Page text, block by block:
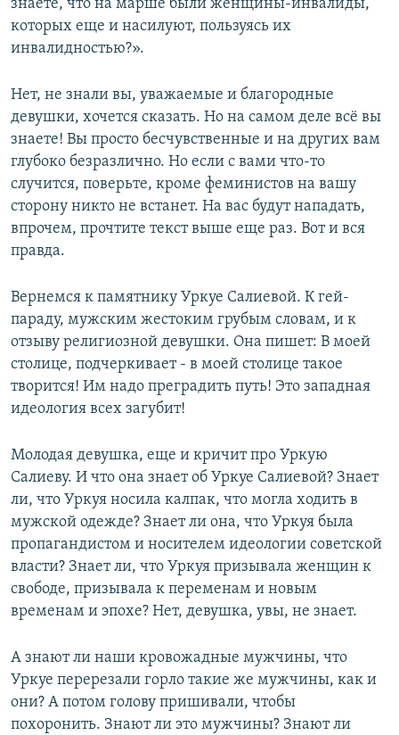
знаете, что на марше были женщины-инвалиды,
которых еще и насилуют, пользуясь их
инвалидностью?».­­­
Нет, не знали вы, уважаемые и благородные
девушки, хочется сказать. Но на самом деле всё вы
знаете! Вы просто бесчувственные и на других вам
глубоко безразлично. Но если с вами что-то
случится, поверьте, кроме феминистов на вашу
сторону никто не встанет. На вас будут нападать,
впрочем, прочтите текст выше еще раз. Вот и вся
правда.
Вернемся к памятнику Уркуе Салиевой. К гей-
параду, мужским жестоким грубым словам, и к
отзыву религиозной девушки. Она пишет: В моей
столице, подчеркивает - в моей столице такое
творится! Им надо преградить путь! Это западная
идеология всех загубит!
Молодая девушка, еще и кричит про Уркую
Салиеву. И что она знает об Уркуе Салиевой? Знает
ли, что Уркуя носила калпак, что могла ходить в
мужской одежде? Знает ли она, что Уркуя была
пропагандистом и носителем идеологии советской
власти? Знает ли, что Уркуя призывала женщин к
свободе, призывала к переменам и новым
временам и эпохе? Нет, девушка, увы, не знает.
А знают ли наши кровожадные мужчины, что
Уркуе перерезали горло такие же мужчины, как и
они? А потом голову пришивали, чтобы
похоронить. Знают ли это мужчины? Знают ли